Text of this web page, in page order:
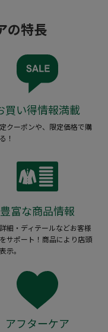
の特長
買い得情報満載
クーポンや、限定価格で購
！
豊富な商品情報
細・ディテールなどお客様
サポート！商品により店頭
示。
アフターケア